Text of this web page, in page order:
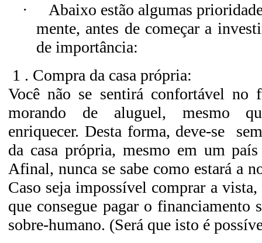
·
Abaixo estão algumas
mente, antes de começar a
de importância:
1 . Compra da casa própria:
Você não se sentirá confortável no
morando de aluguel, mesmo
enriquecer. Desta forma, deve-se
da casa própria, mesmo em um
Afinal, nunca se sabe como estará a
Caso seja impossível comprar a vista,
que consegue pagar o financiamento
sobre-humano. (Será que isto é